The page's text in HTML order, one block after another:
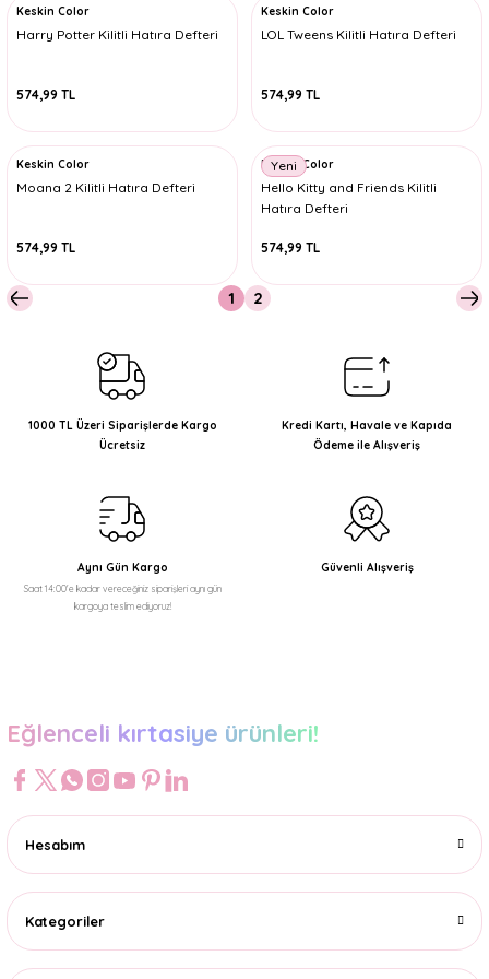
Keskin Color
Harry Potter Kilitli Hatıra Defteri
574,99 TL
Keskin Color
LOL Tweens Kilitli Hatıra Defteri
574,99 TL
Keskin Color
Moana 2 Kilitli Hatıra Defteri
574,99 TL
Yeni
Keskin Color
Hello Kitty and Friends Kilitli
Hatıra Defteri
574,99 TL
1 2
1000 TL Üzeri Siparişlerde Kargo
Ücretsiz
Kredi Kartı, Havale ve Kapıda
Ödeme ile Alışveriş
Aynı Gün Kargo
Saat 14:00'e kadar vereceğiniz siparişleri aynı gün
kargoya teslim ediyoruz!
Güvenli Alışveriş
Eğlenceli kırtasiye ürünleri!
Hesabım
Kategoriler